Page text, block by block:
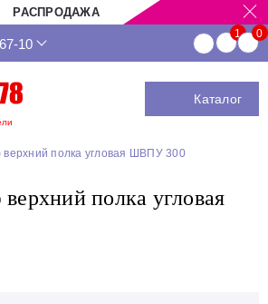
РАСПРОДАЖА
10
Каталог
полка угловая ШВПУ 300
полка угловая